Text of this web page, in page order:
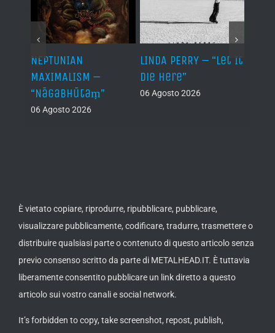
NEPTUNIAN
MAXIMALISM –
“Nāgabhūtaṃ”
06 Agosto 2026
LINDA PERRY – “Let It
Die Here”
06 Agosto 2026
È vietato copiare, riprodurre, ripubblicare, pubblicare,
visualizzare pubblicamente, codificare, tradurre, trasmettere o
distribuire qualsiasi parte o contenuto di questo articolo senza
previo consenso scritto da parte di METALHEAD.IT. È tuttavia
liberamente consentito pubblicare un link diretto a questo
articolo sui vostro canali e social network.
It’s forbidden to copy, take screenshot, repost, publish,